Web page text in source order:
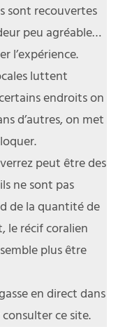
sont recouvertes
peu agréable…
l’expérience.
luttent
endroits on
d’autres, on met
peut être des
ne sont pas
de la quantité de
le récif coralien
plus être
en direct dans
consulter ce site.